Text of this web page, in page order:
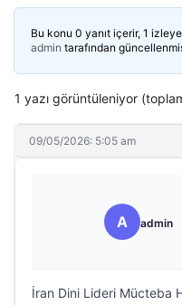
Bu konu 0 yanıt içerir, 1
admin tarafından
1 yazı görüntüleniyor
09/05/2026: 5:05 am
A admin
İran Dini Lideri Mücteba